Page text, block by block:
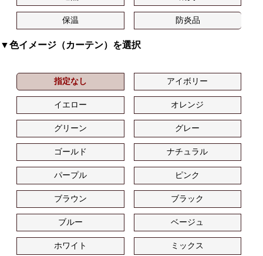
保温 防炎品
▼色イメージ（カーテン）を選択
指定なし アイボリー
イエロー オレンジ
グリーン グレー
ゴールド ナチュラル
パープル ピンク
ブラウン ブラック
ブルー ベージュ
ホワイト ミックス